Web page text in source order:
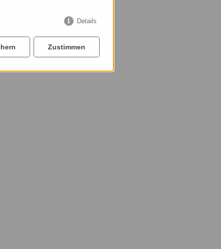
Details
Zustimmen